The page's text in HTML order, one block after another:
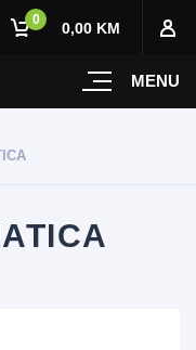
MENU
0 0,00 KM